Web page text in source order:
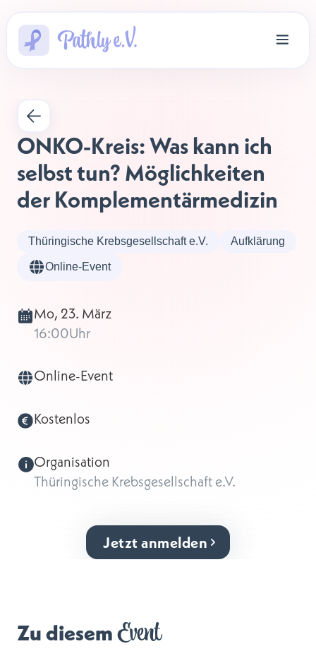
ONKO-Kreis: Was kann ich
selbst tun? Möglichkeiten
der Komplementärmedizin
Thüringische Krebsgesellschaft e.V. Aufklärung
Online-Event
Mo, 23. März
16:00Uhr
Online-Event
Kostenlos
Organisation
Thüringische Krebsgesellschaft e.V.
Jetzt anmelden
Zu diesemEvent